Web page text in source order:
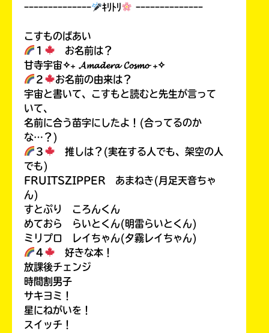
ｰｰｰｰｰｰｰｰｰｰｰｰｰｰ ｷﾘﾄﾘ ｰｰｰｰｰｰｰｰｰｰｰｰｰｰ
こすものばあい
１
お名前は？
甘寺宇宙✧₊ 𝓐𝓶𝓪𝓭𝓮𝓻𝓪 𝓒𝓸𝓼𝓶𝓸 ₊✧
２
お名前の由来は？
宇宙と書いて、こすもと読むと先生が言って
いて、
名前に合う苗字にしたよ！(合ってるのか
な…？)
３
推しは？(実在する人でも、架空の人
でも)
FRUITSZIPPER あまねき(月足天音ちゃ
ん)
すとぷり ころんくん
めておら らいとくん(明雷らいとくん)
ミリプロ レイちゃん(夕霧レイちゃん)
４
好きな本！
放課後チェンジ
時間割男子
サキヨミ！
星にねがいを！
スイッチ！